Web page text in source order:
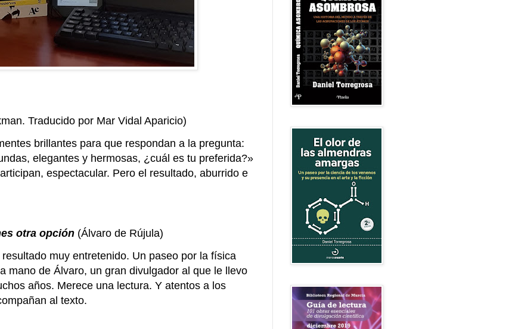
Traducido por Mar Vidal Aparicio)
brillantes para que respondan a la pregunta:
elegantes y hermosas, ¿cuál es tu preferida?»
espectacular. Pero el resultado, aburrido e
otra opción (Álvaro de Rújula)
muy entretenido. Un paseo por la física
mano de Álvaro, un gran divulgador al que le llevo
años. Merece una lectura. Y atentos a los
al texto.